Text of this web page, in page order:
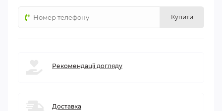
Купити
Рекомендації догляду
Доставка